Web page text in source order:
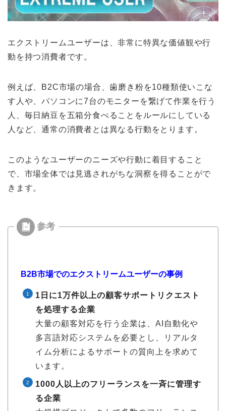
エクストリームユーザーは、非常に特異な価値観や行
動を持つ消費者です。
例えば、B2C市場の場合、歯磨き粉を10種類使いこな
す人や、パソコンに7台のモニターを繋げて作業を行う
人、毎日納豆を五箱分食べることをルールにしている
人など、通常の消費者とは異なる行動をとります。
このようなユーザーのニーズや行動に着目すること
で、市場全体では見逃されがちな洞察を得ることがで
きます。
B2B市場でのエクストリームユーザーの事例
1日に1万件以上の顧客サポートリクエスト
を処理する企業
大量の顧客対応を行う企業は、AI自動化や
多言語対応システムを必要とし、リアルタ
イム分析によるサポートの質向上を求めて
います。
1000人以上のフリーランスを一斉に管理す
る企業